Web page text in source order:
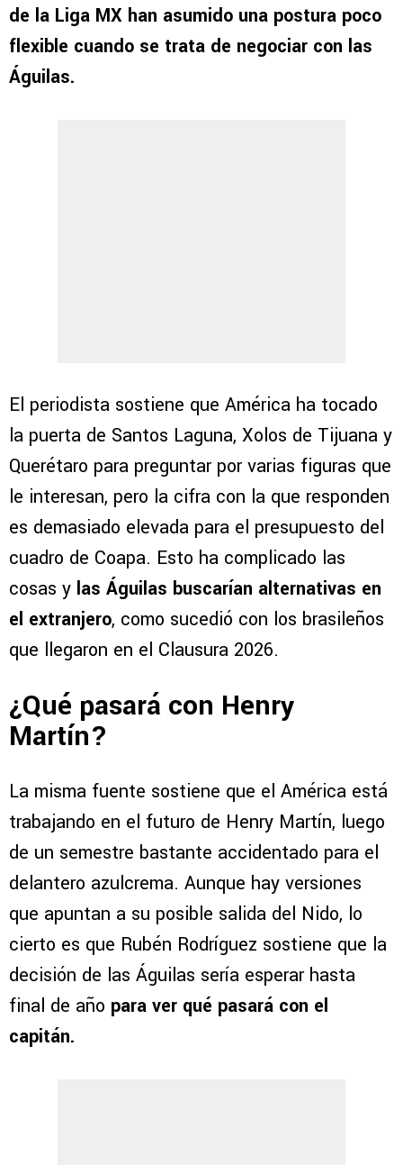
de la Liga MX han asumido una postura poco
flexible cuando se trata de negociar con las
Águilas.
El periodista sostiene que América ha tocado
la puerta de Santos Laguna, Xolos de Tijuana y
Querétaro para preguntar por varias figuras que
le interesan, pero la cifra con la que responden
es demasiado elevada para el presupuesto del
cuadro de Coapa. Esto ha complicado las
cosas y las Águilas buscarían alternativas en
el extranjero, como sucedió con los brasileños
que llegaron en el Clausura 2026.
¿Qué pasará con Henry
Martín?
La misma fuente sostiene que el América está
trabajando en el futuro de Henry Martín, luego
de un semestre bastante accidentado para el
delantero azulcrema. Aunque hay versiones
que apuntan a su posible salida del Nido, lo
cierto es que Rubén Rodríguez sostiene que la
decisión de las Águilas sería esperar hasta
final de año para ver qué pasará con el
capitán.